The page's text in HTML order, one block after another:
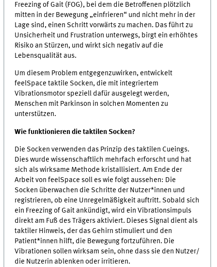
Freezing of Gait (FOG), bei dem die Betroffenen plötzlich
mitten in der Bewegung „einfrieren“ und nicht mehr in der
Lage sind, einen Schritt vorwärts zu machen. Das führt zu
Unsicherheit und Frustration unterwegs, birgt ein erhöhtes
Risiko an Stürzen, und wirkt sich negativ auf die
Lebensqualität aus.
Um diesem Problem entgegenzuwirken, entwickelt
feelSpace taktile Socken, die mit integriertem
Vibrationsmotor speziell dafür ausgelegt werden,
Menschen mit Parkinson in solchen Momenten zu
unterstützen.
Wie funktionieren die taktilen Socken?
Die Socken verwenden das Prinzip des taktilen Cueings.
Dies wurde wissenschaftlich mehrfach erforscht und hat
sich als wirksame Methode kristallisiert. Am Ende der
Arbeit von feelSpace soll es wie folgt aussehen: Die
Socken überwachen die Schritte der Nutzer*innen und
registrieren, ob eine Unregelmäßigkeit auftritt. Sobald sich
ein Freezing of Gait ankündigt, wird ein Vibrationsimpuls
direkt am Fuß des Trägers aktiviert. Dieses Signal dient als
taktiler Hinweis, der das Gehirn stimuliert und den
Patient*innen hilft, die Bewegung fortzuführen. Die
Vibrationen sollen wirksam sein, ohne dass sie den Nutzer/
die Nutzerin ablenken oder irritieren.